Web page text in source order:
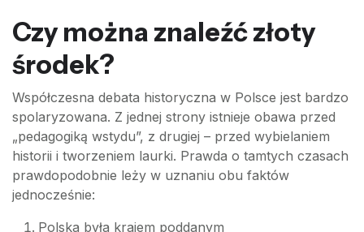
Czy można znaleźć złoty
środek?
Współczesna debata historyczna w Polsce jest bardzo
spolaryzowana. Z jednej strony istnieje obawa przed
„pedagogiką wstydu”, z drugiej – przed wybielaniem
historii i tworzeniem laurki. Prawda o tamtych czasach
prawdopodobnie leży w uznaniu obu faktów
jednocześnie:
Polska była krajem poddanym